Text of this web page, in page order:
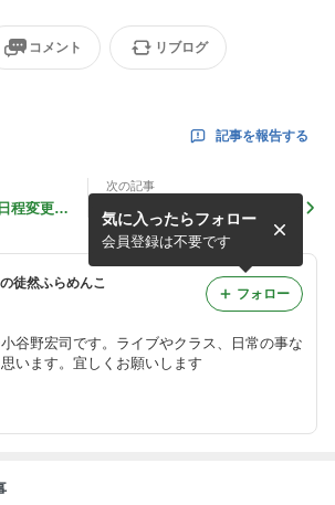
コメント リブログ
記事を報告する
程変更の
次の記事
大阪出張クラス無事終了しま
した！
徒然ふらめんこ
谷野宏司です。ライブやクラス、日常の事な
います。宜しくお願いします
気に入ったらフォロー
会員登録は不要です
フォロー